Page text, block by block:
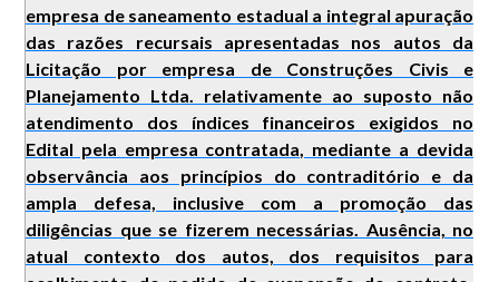
empresa de saneamento estadual a integral apuração
das razões recursais apresentadas nos autos da
Licitação por empresa de Construções Civis e
Planejamento Ltda. relativamente ao suposto não
atendimento dos índices financeiros exigidos no
Edital pela empresa contratada, mediante a devida
observância aos princípios do contraditório e da
ampla defesa, inclusive com a promoção das
diligências que se fizerem necessárias. Ausência, no
atual contexto dos autos, dos requisitos para